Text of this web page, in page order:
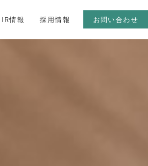
IR情報 採用情報 お問い合わせ